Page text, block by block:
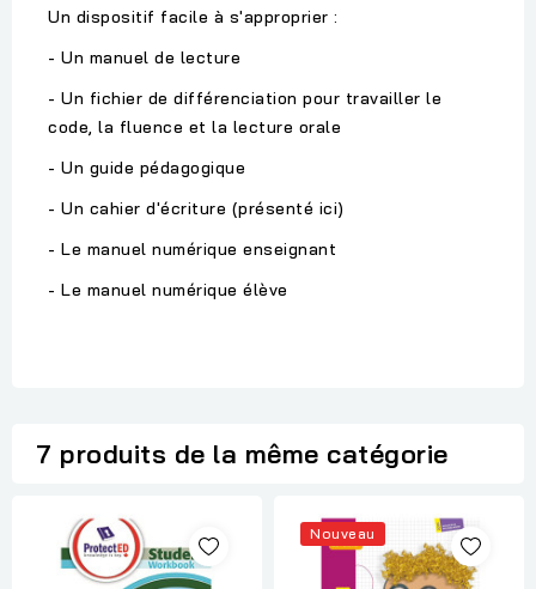
Un dispositif facile à s'approprier :
- Un manuel de lecture
- Un fichier de différenciation pour travailler le
code, la fluence et la lecture orale
- Un guide pédagogique
- Un cahier d'écriture (présenté ici)
- Le manuel numérique enseignant
- Le manuel numérique élève
7 produits de la même catégorie
Nouveau